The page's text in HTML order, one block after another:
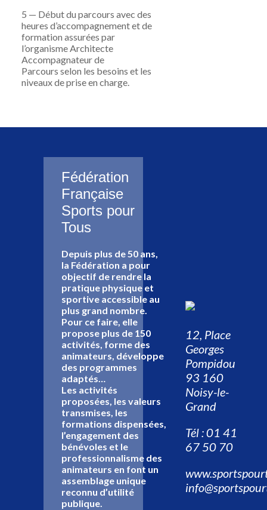
5 — Début du parcours avec des
heures d’accompagnement et de
formation assurées par
l’organisme Architecte
Accompagnateur de
Parcours selon les besoins et les
niveaux de prise en charge.
Fédération
Française
Sports pour
Tous
Depuis plus de 50 ans,
la Fédération a pour
objectif de rendre la
pratique physique et
sportive accessible au
plus grand nombre.
Pour ce faire, elle
propose plus de 150
activités, forme des
animateurs, développe
des programmes
adaptés…
Les activités
proposées, les valeurs
transmises, les
formations dispensées,
l’engagement des
bénévoles et le
professionnalisme des
animateurs en font un
assemblage unique
reconnu d’utilité
publique.
12, Place
Georges
Pompidou
93 160
Noisy-le-
Grand
Tél : 01 41
67 50 70